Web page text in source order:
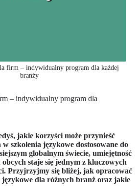
firm – indywidualny program dla każdej
branży
– indywidualny program dla
jakie korzyści może przynieść
szkolenia językowe dostosowane do
globalnym świecie, umiejętność
staje się jednym z kluczowych
Przyjrzyjmy się bliżej, jak opracować
dla różnych branż oraz jakie